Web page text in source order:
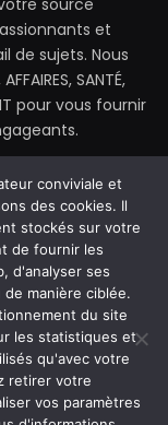
et
de sujets. Nous
SANTÉ,
pour vous fournir
NOUS
(CGU)
conviviale et
des cookies. Il
stockés sur votre
de fournir les
d'analyser ses
manière ciblée.
du site
les statistiques et
qu'avec votre
retirer votre
vos paramètres